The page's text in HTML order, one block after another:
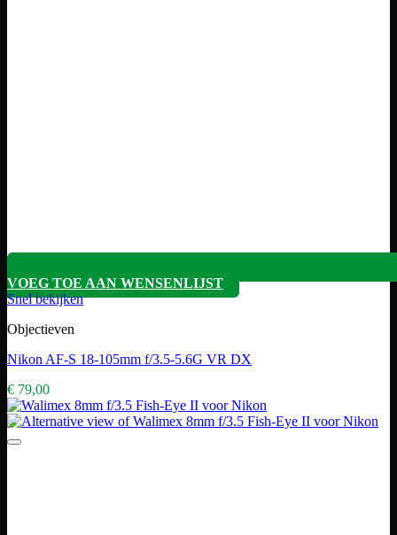
VOEG TOE AAN WENSENLIJST
Snel bekijken
Objectieven
Nikon AF-S 18-105mm f/3.5-5.6G VR DX
€ 79,00